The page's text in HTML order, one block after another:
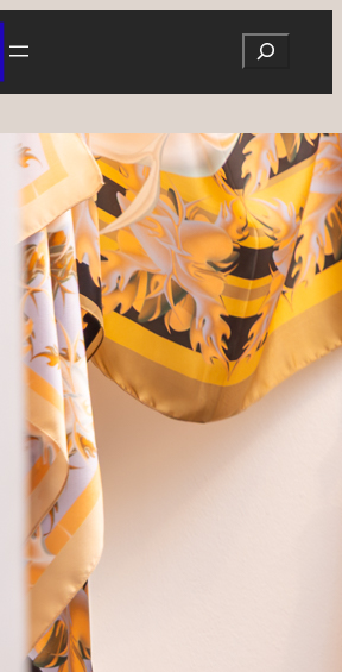
Search